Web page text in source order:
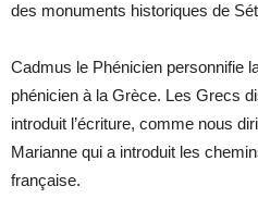
des monuments historiques de
Cadmus le Phénicien personnifie
phénicien à la Grèce. Les Grecs
introduit l’écriture, comme nous
Marianne qui a introduit les
française.